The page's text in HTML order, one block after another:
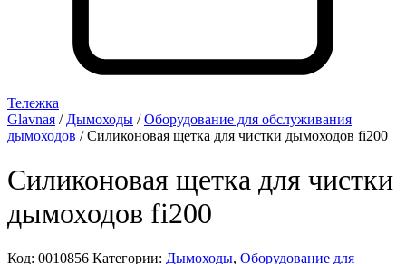
Тележка
Glavnaя / Дымоходы /Оборудование для обслуживания
дымоходов / Силиконовая щетка для чистки дымоходов fi200
Силиконовая щетка для чистки
дымоходов fi200
Код: 0010856 Категории: Дымоходы, Оборудование для